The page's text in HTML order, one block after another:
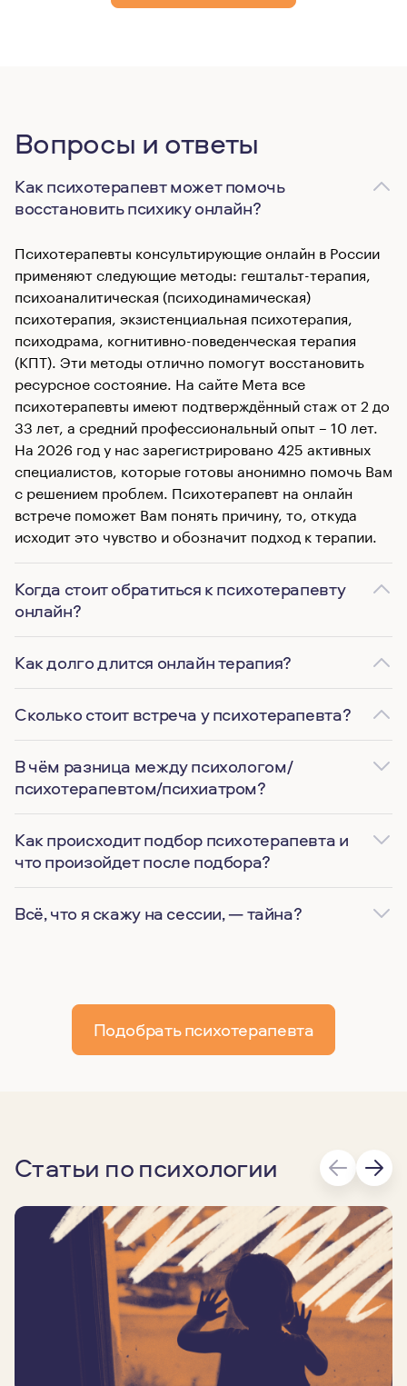
Вопросы и ответы
Как психотерапевт может помочь
восстановить психику онлайн?
Психотерапевты консультирующие онлайн в России
применяют следующие методы: гештальт-терапия,
психоаналитическая (психодинамическая)
психотерапия, экзистенциальная психотерапия,
психодрама, когнитивно-поведенческая терапия
(КПТ). Эти методы отлично помогут восстановить
ресурсное состояние. На сайте Мета все
психотерапевты имеют подтверждённый стаж от 2 до
33 лет, а средний профессиональный опыт – 10 лет.
На 2026 год у нас зарегистрировано 425 активных
специалистов, которые готовы анонимно помочь Вам
с решением проблем. Психотерапевт на онлайн
встрече поможет Вам понять причину, то, откуда
исходит это чувство и обозначит подход к терапии.
Когда стоит обратиться к психотерапевту
онлайн?
Как долго длится онлайн терапия?
Сколько стоит встреча у психотерапевта?
В чём разница между психологом/
психотерапевтом/психиатром?
Как происходит подбор психотерапевта и
что произойдет после подбора?
Всё, что я скажу на сессии, — тайна?
Подобрать психотерапевта
Статьи по психологии